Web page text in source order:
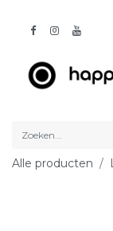
Alle producten